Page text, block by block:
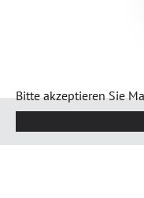
Bitte akzeptieren Sie